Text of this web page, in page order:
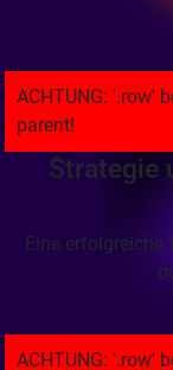
Strategie
Eine